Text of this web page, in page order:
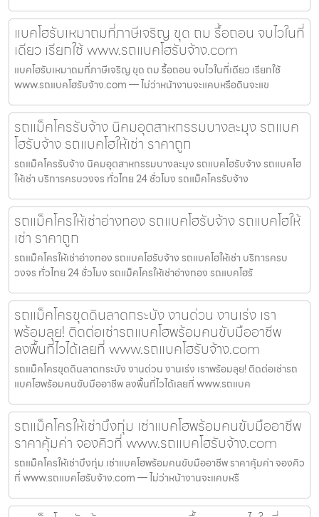
แบคโฮรับเหมาถมที่ภาษีเจริญ ขุด ถม รื้อถอน จบไวในที่
เดียว เรียกใช้ www.รถแบคโฮรับจ้าง.com
แบคโฮรับเหมาถมที่ภาษีเจริญ ขุด ถม รื้อถอน จบไวในที่เดียว เรียกใช้
www.รถแบคโฮรับจ้าง.com — ไม่ว่าหน้างานจะแคบหรือดินจะแข
รถแม็คโครรับจ้าง นิคมอุตสาหกรรมบางละมุง รถแบค
โฮรับจ้าง รถแบคโฮให้เช่า ราคาถูก
รถแม็คโครรับจ้าง นิคมอุตสาหกรรมบางละมุง รถแบคโฮรับจ้าง รถแบคโฮ
ให้เช่า บริการครบวงจร ทั่วไทย 24 ชั่วโมง รถแม็คโครรับจ้าง
รถแม็คโครให้เช่าอ่างทอง รถแบคโฮรับจ้าง รถแบคโฮให้
เช่า ราคาถูก
รถแม็คโครให้เช่าอ่างทอง รถแบคโฮรับจ้าง รถแบคโฮให้เช่า บริการครบ
วงจร ทั่วไทย 24 ชั่วโมง รถแม็คโครให้เช่าอ่างทอง รถแบคโฮรั
รถแม็คโครขุดดินลาดกระบัง งานด่วน งานเร่ง เรา
พร้อมลุย! ติดต่อเช่ารถแบคโฮพร้อมคนขับมืออาชีพ
ลงพื้นที่ไวได้เลยที่ www.รถแบคโฮรับจ้าง.com
รถแม็คโครขุดดินลาดกระบัง งานด่วน งานเร่ง เราพร้อมลุย! ติดต่อเช่ารถ
แบคโฮพร้อมคนขับมืออาชีพ ลงพื้นที่ไวได้เลยที่ www.รถแบค
รถแม็คโครให้เช่าบึงกุ่ม เช่าแบคโฮพร้อมคนขับมืออาชีพ
ราคาคุ้มค่า จองคิวที่ www.รถแบคโฮรับจ้าง.com
รถแม็คโครให้เช่าบึงกุ่ม เช่าแบคโฮพร้อมคนขับมืออาชีพ ราคาคุ้มค่า จองคิว
ที่ www.รถแบคโฮรับจ้าง.com — ไม่ว่าหน้างานจะแคบหรื